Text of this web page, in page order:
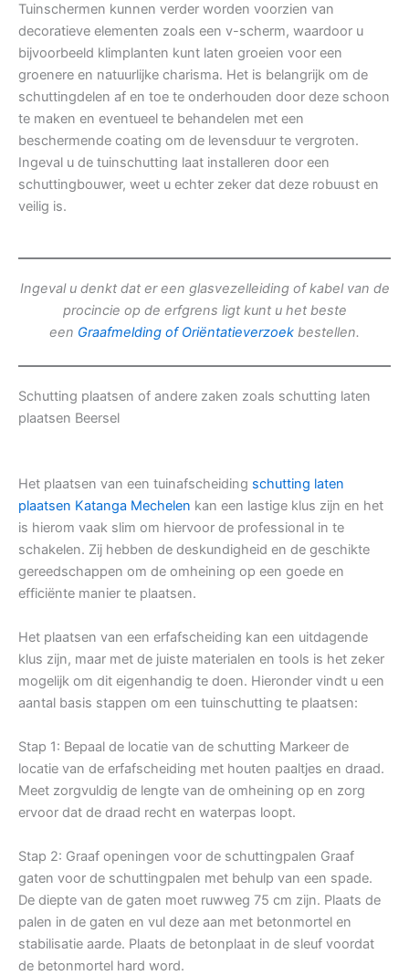
Tuinschermen kunnen verder worden voorzien van
decoratieve elementen zoals een v-scherm, waardoor u
bijvoorbeeld klimplanten kunt laten groeien voor een
groenere en natuurlijke charisma. Het is belangrijk om de
schuttingdelen af en toe te onderhouden door deze schoon
te maken en eventueel te behandelen met een
beschermende coating om de levensduur te vergroten.
Ingeval u de tuinschutting laat installeren door een
schuttingbouwer, weet u echter zeker dat deze robuust en
veilig is.
Ingeval u denkt dat er een glasvezelleiding of kabel van de
procincie op de erfgrens ligt kunt u het beste
een Graafmelding of Oriëntatieverzoek bestellen.
Schutting plaatsen of andere zaken zoals schutting laten
plaatsen Beersel
Het plaatsen van een tuinafscheiding schutting laten
plaatsen Katanga Mechelen kan een lastige klus zijn en het
is hierom vaak slim om hiervoor de professional in te
schakelen. Zij hebben de deskundigheid en de geschikte
gereedschappen om de omheining op een goede en
efficiënte manier te plaatsen.
Het plaatsen van een erfafscheiding kan een uitdagende
klus zijn, maar met de juiste materialen en tools is het zeker
mogelijk om dit eigenhandig te doen. Hieronder vindt u een
aantal basis stappen om een tuinschutting te plaatsen:
Stap 1: Bepaal de locatie van de schutting Markeer de
locatie van de erfafscheiding met houten paaltjes en draad.
Meet zorgvuldig de lengte van de omheining op en zorg
ervoor dat de draad recht en waterpas loopt.
Stap 2: Graaf openingen voor de schuttingpalen Graaf
gaten voor de schuttingpalen met behulp van een spade.
De diepte van de gaten moet ruwweg 75 cm zijn. Plaats de
palen in de gaten en vul deze aan met betonmortel en
stabilisatie aarde. Plaats de betonplaat in de sleuf voordat
de betonmortel hard word.